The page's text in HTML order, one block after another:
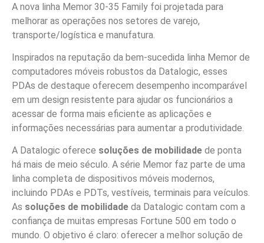
A nova linha Memor 30-35 Family foi projetada para
melhorar as operações nos setores de varejo,
transporte/logística e manufatura.
Inspirados na reputação da bem-sucedida linha Memor de
computadores móveis robustos da Datalogic, esses
PDAs de destaque oferecem desempenho incomparável
em um design resistente para ajudar os funcionários a
acessar de forma mais eficiente as aplicações e
informações necessárias para aumentar a produtividade.
A Datalogic oferece soluções de mobilidade de ponta
há mais de meio século. A série Memor faz parte de uma
linha completa de dispositivos móveis modernos,
incluindo PDAs e PDTs, vestíveis, terminais para veículos.
As soluções de mobilidade da Datalogic contam com a
confiança de muitas empresas Fortune 500 em todo o
mundo. O objetivo é claro: oferecer a melhor solução de